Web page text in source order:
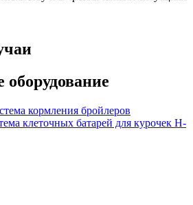
оборудование
кормления бройлеров
клеточных батарей для курочек H-